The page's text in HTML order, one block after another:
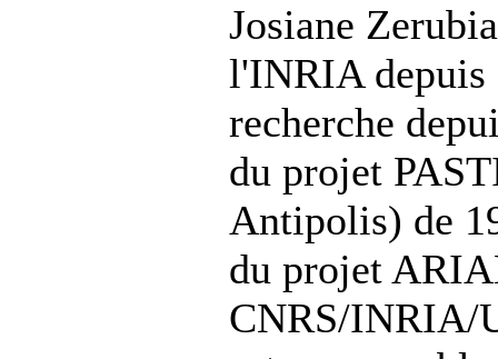
Josiane
l'INRIA depuis
recherche
du projet
Antipolis) de
du projet
CNRS/INRIA/